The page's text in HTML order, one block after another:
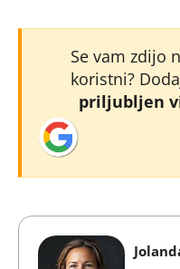
Se vam zdijo
koristni?
priljubljen